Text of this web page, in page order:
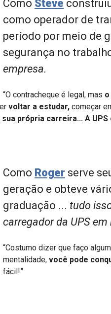
Como Steve
como operador de
período por meio de
segurança no
empresa.
“O contracheque é legal, mas
voltar a estudar, começar
sua própria carreira... A
Como Roger serve
geração e obteve
graduação ... tudo
carregador da UPS
“Costumo dizer que faço
mentalidade, você pode
fácil!”